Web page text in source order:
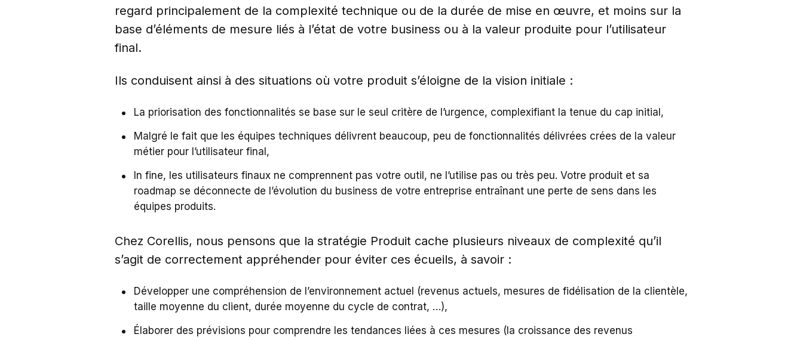
regard principalement de la complexité technique ou de la durée de mise en œuvre, et moins sur la
base d’éléments de mesure liés à l’état de votre business ou à la valeur produite pour l’utilisateur
final.
Ils conduisent ainsi à des situations où votre produit s’éloigne de la vision initiale :
La priorisation des fonctionnalités se base sur le seul critère de l’urgence, complexifiant la tenue du cap initial,
Malgré le fait que les équipes techniques délivrent beaucoup, peu de fonctionnalités délivrées crées de la valeur
métier pour l’utilisateur final,
In fine, les utilisateurs finaux ne comprennent pas votre outil, ne l’utilise pas ou très peu. Votre produit et sa
roadmap se déconnecte de l’évolution du business de votre entreprise entraînant une perte de sens dans les
équipes produits.
Chez Corellis, nous pensons que la stratégie Produit cache plusieurs niveaux de complexité qu’il
s’agit de correctement appréhender pour éviter ces écueils, à savoir :
Développer une compréhension de l’environnement actuel (revenus actuels, mesures de fidélisation de la clientèle,
taille moyenne du client, durée moyenne du cycle de contrat, …),
Élaborer des prévisions pour comprendre les tendances liées à ces mesures (la croissance des revenus